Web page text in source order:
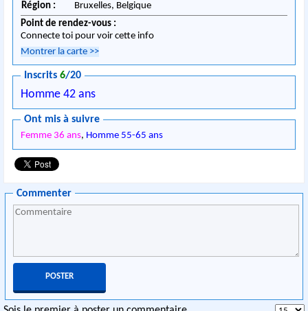
Région :
Bruxelles, Belgique
Point de rendez-vous :
Connecte toi pour voir cette info
Montrer la carte >>
Inscrits6/20
Homme 42 ans
Ont mis à suivre
Femme 36 ans, Homme 55-65 ans
Commenter